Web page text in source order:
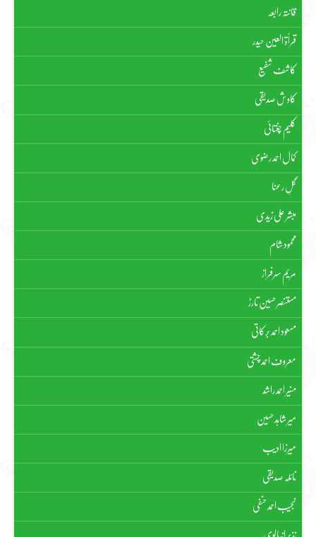
قانتہ رابعہ
قرأۃ العین حیدر
کاشف شفیع
کاوش صدیقی
کلیم چغتائی
کمال احمد رضوی
گلِ رعنا
مبشر علی زیدی
محمود شام
مریم سرفراز
مستنصر حسین تارڑ
مسعود احمد برکاتی
معروف احمد چشتی
منیر احمد راشد
میر شاہد حسین
میرزا ادیب
نائلہ صدیقی
نجیب احمد حنفی
نذیر انبالوی